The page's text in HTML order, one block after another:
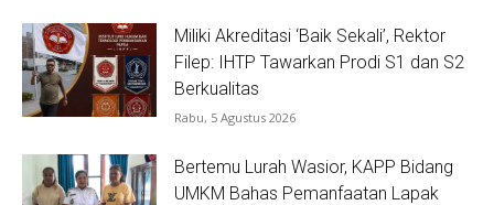
Miliki Akreditasi ‘Baik Sekali’, Rektor
Filep: IHTP Tawarkan Prodi S1 dan S2
Berkualitas
Rabu, 5 Agustus 2026
Bertemu Lurah Wasior, KAPP Bidang
UMKM Bahas Pemanfaatan Lapak